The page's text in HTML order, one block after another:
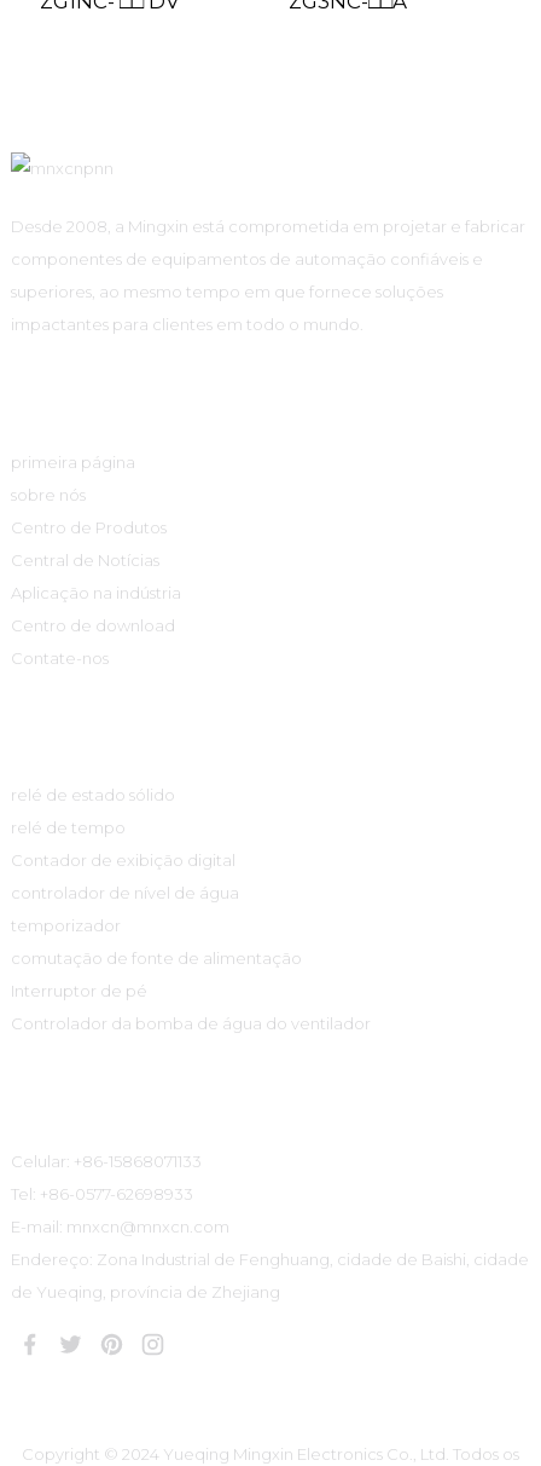
Desde 2008, a Mingxin está comprometida em projetar e fabricar
componentes de equipamentos de automação confiáveis ​​e
superiores, ao mesmo tempo em que fornece soluções
impactantes para clientes em todo o mundo.
primeira página
sobre nós
Centro de Produtos
Central de Notícias
Aplicação na indústria
Centro de download
Contate-nos
relé de estado sólido
relé de tempo
Contador de exibição digital
controlador de nível de água
temporizador
comutação de fonte de alimentação
Interruptor de pé
Controlador da bomba de água do ventilador
Celular: +86-15868071133
Tel: +86-0577-62698933
E-mail: mnxcn@mnxcn.com
Endereço: Zona Industrial de Fenghuang, cidade de Baishi, cidade
de Yueqing, província de Zhejiang
Copyright © 2024 Yueqing Mingxin Electronics Co., Ltd. Todos os